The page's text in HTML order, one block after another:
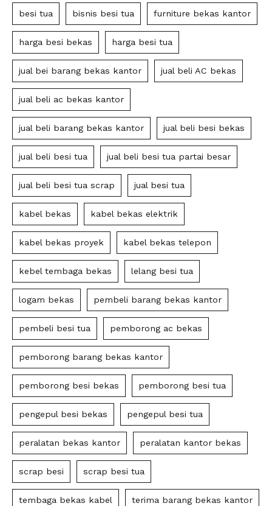
besi tua bisnis besi tua furniture bekas kantor
harga besi bekas harga besi tua
jual bei barang bekas kantor jual beli AC bekas
jual beli ac bekas kantor
jual beli barang bekas kantor jual beli besi bekas
jual beli besi tua jual beli besi tua partai besar
jual beli besi tua scrap jual besi tua
kabel bekas kabel bekas elektrik
kabel bekas proyek kabel bekas telepon
kebel tembaga bekas lelang besi tua
logam bekas pembeli barang bekas kantor
pembeli besi tua pemborong ac bekas
pemborong barang bekas kantor
pemborong besi bekas pemborong besi tua
pengepul besi bekas pengepul besi tua
peralatan bekas kantor peralatan kantor bekas
scrap besi scrap besi tua
tembaga bekas kabel terima barang bekas kantor